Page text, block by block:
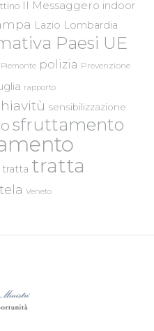
Il Messaggero indoor
Lazio Lombardia
Paesi UE
Piemonte polizia Prevenzione
rapporto
sensibilizzazione
sfruttamento
tratta tratta
Veneto